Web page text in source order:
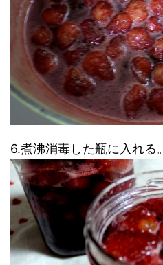
6.煮沸消毒した瓶に入れる。